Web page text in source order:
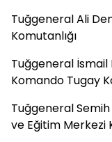
Tuğgeneral Ali
Komutanlığı
Tuğgeneral
Komando Tugay
Tuğgeneral
ve Eğitim Merkezi